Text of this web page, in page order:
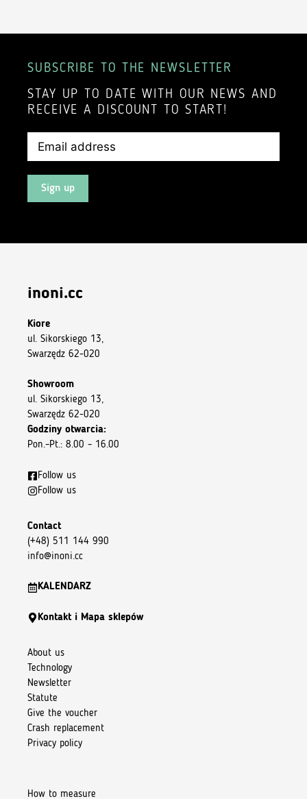
SUBSCRIBE TO THE NEWSLETTER
STAY UP TO DATE WITH OUR NEWS AND
RECEIVE A DISCOUNT TO START!
Sign up
inoni.cc
Kiore
ul. Sikorskiego 13,
Swarzędz 62-020
Showroom
ul. Sikorskiego 13,
Swarzędz 62-020
Godziny otwarcia:
Pon.–Pt.: 8.00 – 16.00
Follow us
Follow us
Contact
(+48) 511 144 990
info@inoni.cc
KALENDARZ
Kontakt i Mapa sklepów
About us
Technology
Newsletter
Statute
Give the voucher
Crash replacement
Privacy policy
How to measure